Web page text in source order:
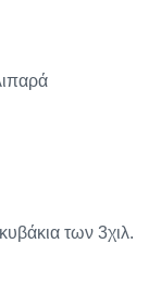
των 3χιλ.